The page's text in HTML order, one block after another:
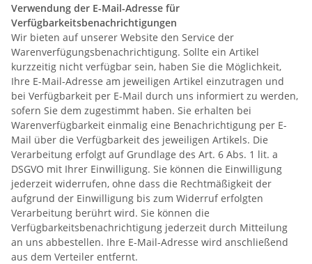
Verwendung der E-Mail-Adresse für
Verfügbarkeitsbenachrichtigungen
Wir bieten auf unserer Website den Service der
Warenverfügungsbenachrichtigung. Sollte ein Artikel
kurzzeitig nicht verfügbar sein, haben Sie die Möglichkeit,
Ihre E-Mail-Adresse am jeweiligen Artikel einzutragen und
bei Verfügbarkeit per E-Mail durch uns informiert zu werden,
sofern Sie dem zugestimmt haben. Sie erhalten bei
Warenverfügbarkeit einmalig eine Benachrichtigung per E-
Mail über die Verfügbarkeit des jeweiligen Artikels. Die
Verarbeitung erfolgt auf Grundlage des Art. 6 Abs. 1 lit. a
DSGVO mit Ihrer Einwilligung. Sie können die Einwilligung
jederzeit widerrufen, ohne dass die Rechtmäßigkeit der
aufgrund der Einwilligung bis zum Widerruf erfolgten
Verarbeitung berührt wird. Sie können die
Verfügbarkeitsbenachrichtigung jederzeit durch Mitteilung
an uns abbestellen. Ihre E-Mail-Adresse wird anschließend
aus dem Verteiler entfernt.